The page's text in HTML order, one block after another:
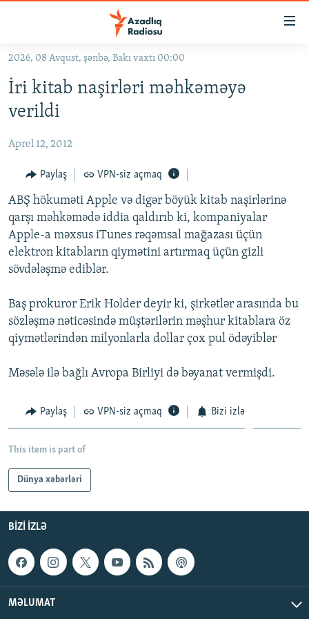
Əsas
qayıt
Əsas
qayıt
#ƏSLINDƏ
FƏRQƏ BAX
QANUNI DOĞRU
ARAŞDIRMA
MULTIMEDIA
VIDEO
FOTOQALEREYA
İNFOQRAFIKA
RADIO ARXIV
OXU ZALI
AZƏRBAYCAN ƏDƏBIYYATI KITABXANASI
İSLAM VƏ DEMOKRATIYA
İZ - MƏDƏNIYYƏT PROQRAMI
HAQQIMIZDA
MISSIYAMIZ
PEŞƏ ETIKASI VƏ JURNALISTIKA STANDARTLARIMIZ
MATERIALLARIMIZDAN ISTIFADƏ
XƏBƏR BÜLLETENLƏRIMIZ
BIZI IZLƏ
2026, 08 Avqust, şənbə, Bakı vaxtı 00:00
İri kitab naşirləri məhkəməyə
verildi
Aprel 12, 2012
Paylaş VPN-siz açmaq
ABŞ hökuməti Apple və digər böyük kitab naşirlərinə
qarşı məhkəmədə iddia qaldırıb ki, kompaniyalar
Apple-a məxsus iTunes rəqəmsal mağazası üçün
elektron kitabların qiymətini artırmaq üçün gizli
sövdələşmə ediblər.
Baş prokuror Erik Holder deyir ki, şirkətlər arasında bu
sözləşmə nəticəsində müştərilərin məşhur kitablara öz
qiymətlərindən milyonlarla dollar çox pul ödəyiblər
Məsələ ilə bağlı Avropa Birliyi də bəyanat vermişdi.
Paylaş VPN-siz açmaq Bizi izlə
This item is part of
Dünya xəbərləri
BIZI IZLƏ
MƏLUMAT